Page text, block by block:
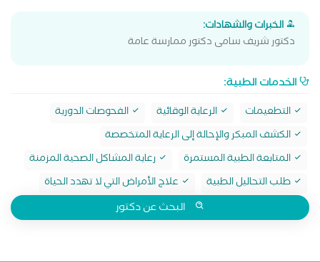
الخبرات والشهادات:
دكتور شريف سامى دكتور ممارسة عامة
الخدمات الطبية:
التطعيمات الرعاية الوقائية
الفحوصات الدورية
الكشف المبكر والإحالة إلى الرعاية المتخصصة
المتابعة الطبية المستمرة
رعاية المشاكل الصحية المزمنة
طلب التحاليل الطبية
علاج الأمراض التي لا تهدد الحياة
البحث عن دكتور